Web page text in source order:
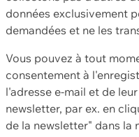
données exclusivement
demandées et ne les
Vous pouvez à tout
consentement à
l'adresse e-mail et de
newsletter, par ex. en
de la newsletter" dans la